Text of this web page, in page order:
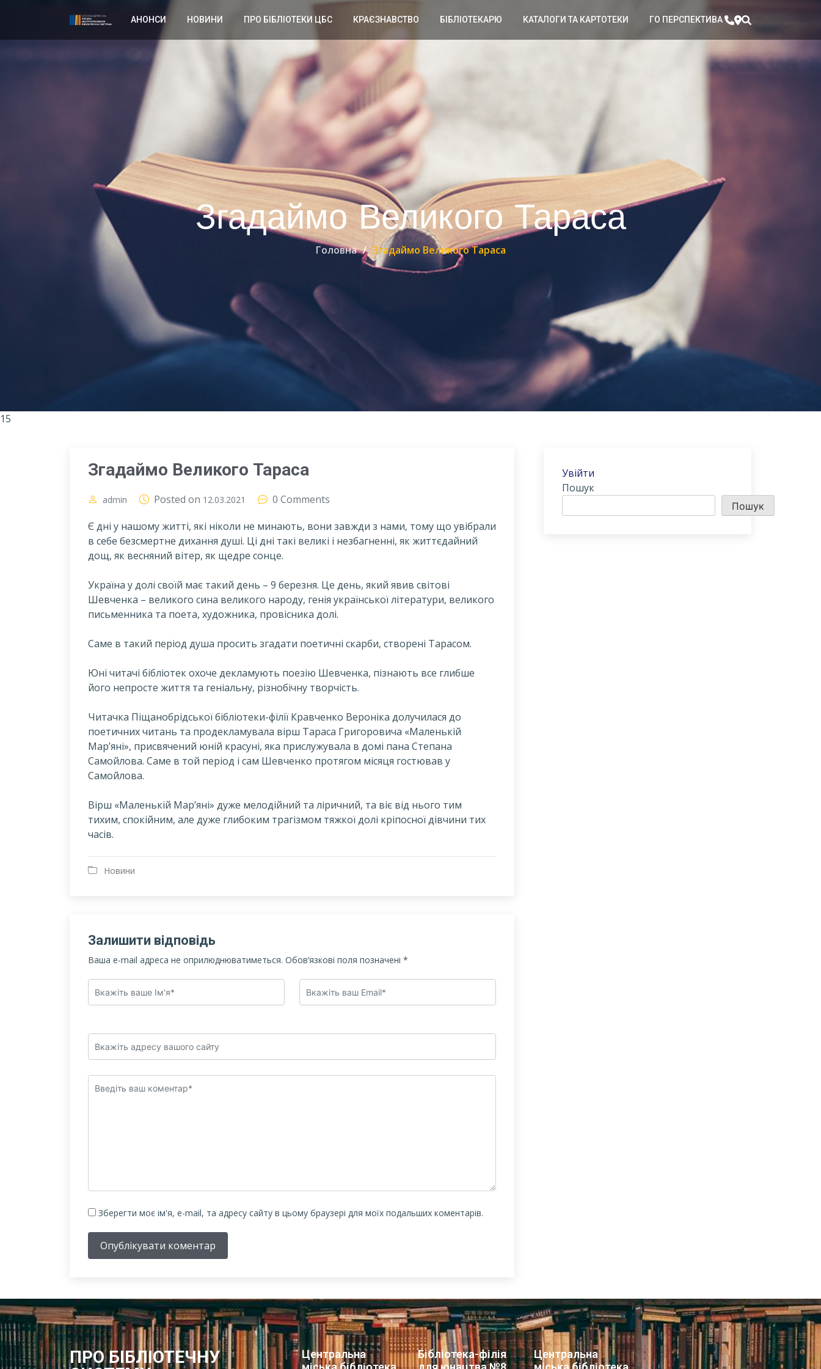
АНОНСИ НОВИНИ ПРО БІБЛІОТЕКИ ЦБС КРАЄЗНАВСТВО БІБЛІОТЕКАРЮ КАТАЛОГИ ТА КАРТОТЕКИ ГО ПЕРСПЕКТИВА
Згадаймо Великого Тараса
Головна Згадаймо Великого Тараса
15
Згадаймо Великого Тараса
admin Posted on 12.03.2021
0 Comments
Є дні у нашому житті, які ніколи не минають, вони завжди з нами, тому що увібрали
в себе безсмертне дихання душі. Ці дні такі великі і незбагненні, як життєдайний
дощ, як весняний вітер, як щедре сонце.
Україна у долі своїй має такий день – 9 березня. Це день, який явив світові
Шевченка – великого сина великого народу, генія української літератури, великого
письменника та поета, художника, провісника долі.
Саме в такий період душа просить згадати поетичні скарби, створені Тарасом.
Юні читачі бібліотек охоче декламують поезію Шевченка, пізнають все глибше
його непросте життя та геніальну, різнобічну творчість.
Читачка Піщанобрідської бібліотеки-філії Кравченко Вероніка долучилася до
поетичних читань та продекламувала вірш Тараса Григоровича «Маленькій
Мар’яні», присвячений юній красуні, яка прислужувала в домі пана Степана
Самойлова. Саме в той період і сам Шевченко протягом місяця гостював у
Самойлова.
Вірш «Маленькій Мар’яні» дуже мелодійний та ліричний, та віє від нього тим
тихим, спокійним, але дуже глибоким трагізмом тяжкої долі кріпосної дівчини тих
часів.
Новини
Залишити відповідь
Ваша e-mail адреса не оприлюднюватиметься. Обов’язкові поля позначені *
Зберегти моє ім'я, e-mail, та адресу сайту в цьому браузері для моїх подальших коментарів.
Опублікувати коментар
Увійти
Пошук
Пошук
ПРО БІБЛІОТЕЧНУ
Центральна
Бібліотека-філія
Центральна